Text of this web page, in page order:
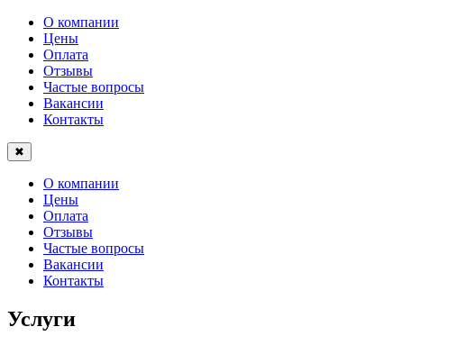
О компании
Цены
Оплата
Отзывы
Частые вопросы
Вакансии
Контакты
✖
О компании
Цены
Оплата
Отзывы
Частые вопросы
Вакансии
Контакты
Услуги